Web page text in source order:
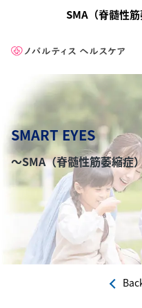
SMA（脊髄性
Site Logo
SMART EYES
～SMA（脊髄性筋萎縮症